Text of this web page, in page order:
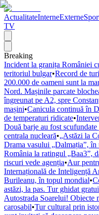
ActualitateInterneExterne
TV
Breaking
Incident la granița României
teritoriul bulgar•Record de
200.000 de oameni sunt la
Nord. Mașinile parcate
îngreunat pe A2, spre
mașini•Canicula continuă în
de temperaturi ridicate•
Două barje au fost
centrala nucleară•„Astăzi la
Drama vasului „Dalmația”, în
România la ratingul „Baa3”,
riscuri vede agenția•Aur
Internațională de Inteligență
Burileanu, în topul mondial•
astăzi, la pas. Tur ghidat
Autostrada Soarelui! Obiecte
carosabil•Tur cultural prin